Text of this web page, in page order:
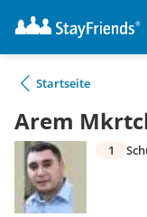
Startseite
Arem
1